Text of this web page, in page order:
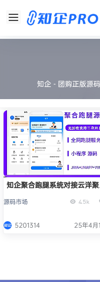
知企 - 团购正版源
知企聚合跑腿系统对接云洋
APP公众号源码
源码市场 4.5k
5201314 25年4月